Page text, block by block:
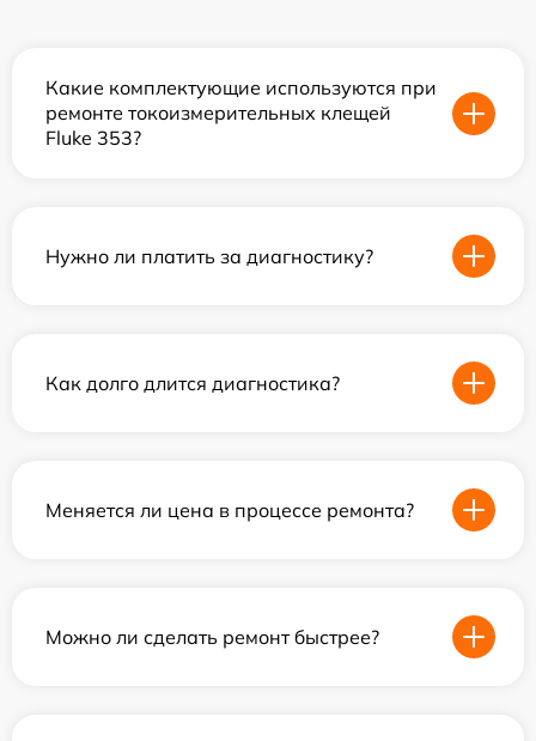
Какие комплектующие используются при
ремонте токоизмерительных клещей
Fluke 353?
Нужно ли платить за диагностику?
Как долго длится диагностика?
Меняется ли цена в процессе ремонта?
Можно ли сделать ремонт быстрее?